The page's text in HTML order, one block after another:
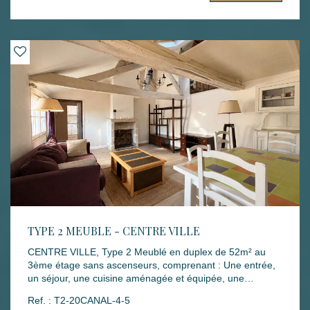
Honoraires états des lieux : 143.88 € Disponibilité : 08
bien est exposé sont disponibles sur le site Géorisques :
www.georisques.gouv.fr
TYPE 2 MEUBLE - CENTRE VILLE
CENTRE VILLE, Type 2 Meublé en duplex de 52m² au
3ème étage sans ascenseurs, comprenant : Une entrée,
un séjour, une cuisine aménagée et équipée, une
espace bureau et une salle de douches avec WC. Mode
Ref. : T2-20CANAL-4-5